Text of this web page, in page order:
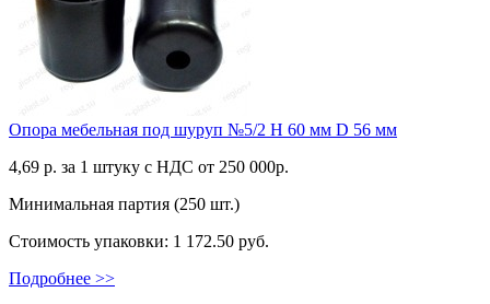
Опора мебельная под шуруп №5/2 H 60 мм D 56 мм
4,69 р. за 1 штуку c НДС от 250 000р.
Минимальная партия (250 шт.)
Стоимость упаковки: 1 172.50 руб.
Подробнее >>